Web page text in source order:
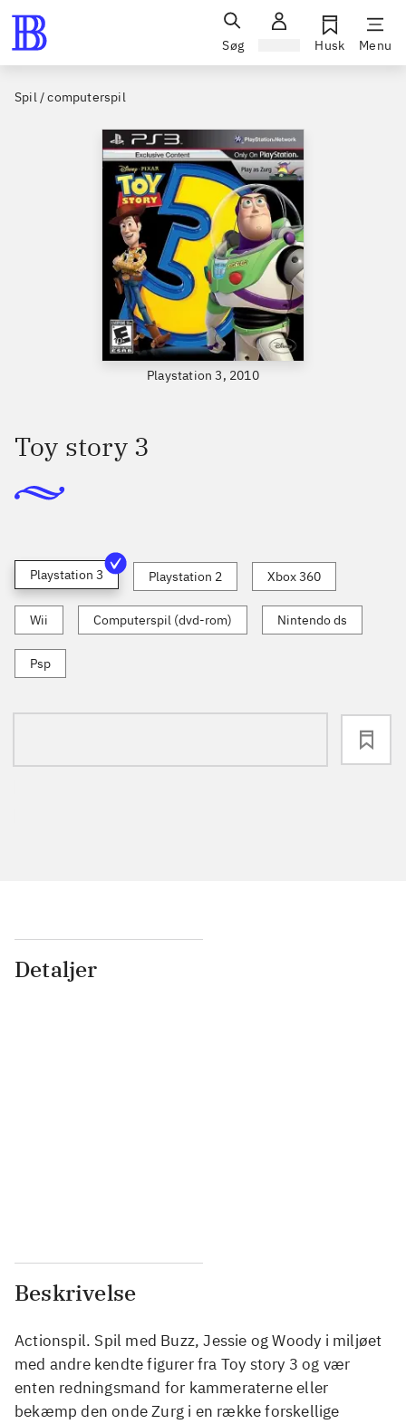
Søg Husk Menu
Spil / computerspil
Playstation 3, 2010
Toy story 3
Playstation 3 Playstation 2 Xbox 360
Wii Computerspil (dvd-rom) Nintendo ds
Psp
Detaljer
Beskrivelse
Actionspil. Spil med Buzz, Jessie og Woody i miljøet
med andre kendte figurer fra Toy story 3 og vær
enten redningsmand for kammeraterne eller
bekæmp den onde Zurg i en række forskellige